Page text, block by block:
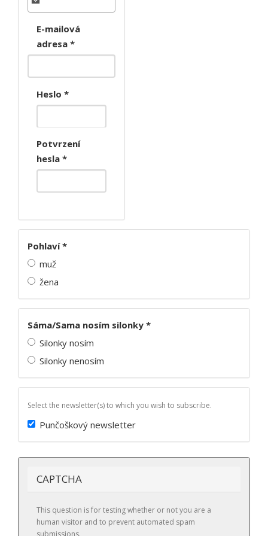
E-mailová
adresa *
Heslo *
Potvrzení
hesla *
Pohlaví*
muž
žena
Sáma/Sama nosím silonky *
Silonky nosím
Silonky nenosím
Select the newsletter(s) to which you wish to subscribe.
Punčoškový newsletter
CAPTCHA
This question is for testing whether or not you are a
human visitor and to prevent automated spam
submissions.